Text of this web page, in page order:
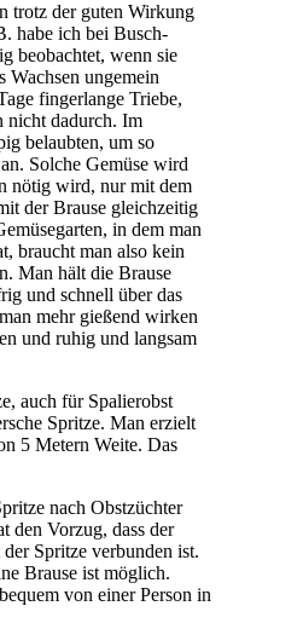
trotz der guten Wirkung
habe ich bei Busch-
beobachtet, wenn sie
Wachsen ungemein
fingerlange Triebe,
nicht dadurch. Im
belaubten, um so
Solche Gemüse wird
nötig wird, nur mit dem
der Brause gleichzeitig
in dem man
braucht man also kein
Man hält die Brause
und schnell über das
mehr gießend wirken
und ruhig und langsam
auch für Spalierobst
Spritze. Man erzielt
5 Metern Weite. Das
nach Obstzüchter
den Vorzug, dass der
Spritze verbunden ist.
Brause ist möglich.
von einer Person in